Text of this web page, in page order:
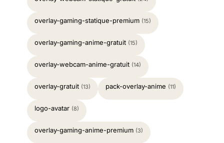
overlay-gaming-statique-premium (15)
overlay-gaming-anime-gratuit (15)
overlay-webcam-anime-gratuit (14)
overlay-gratuit (13) pack-overlay-anime (11)
logo-avatar (8)
overlay-gaming-anime-premium (3)